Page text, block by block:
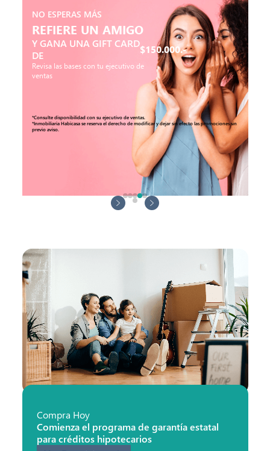
NO ESPERAS MÁS
REFIERE UN AMIGO
Y GANA UNA GIFT CARD
DE
$150.000.-
Revisa las bases con tu ejecutivo de
ventas
*Consulte disponibilidad con su ejecutivo de ventas.
*Inmobiliaria Habicasa se reserva el derecho de modificar y dejar sin efecto las promociones sin
previo aviso.
prev slidenext slide
Compra Hoy
Comienza el programa de garantía estatal
para créditos hipotecarios